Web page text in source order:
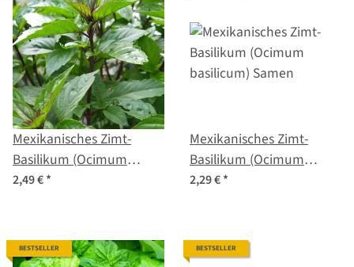
Mexikanisches Zimt-
Basilikum (Ocimum
basilicum) Bio Saatgut
2,49 €*
Mexikanisches Zimt-
Basilikum (Ocimum
basilicum) Samen
2,29 €*
BESTSELLER BESTSELLER